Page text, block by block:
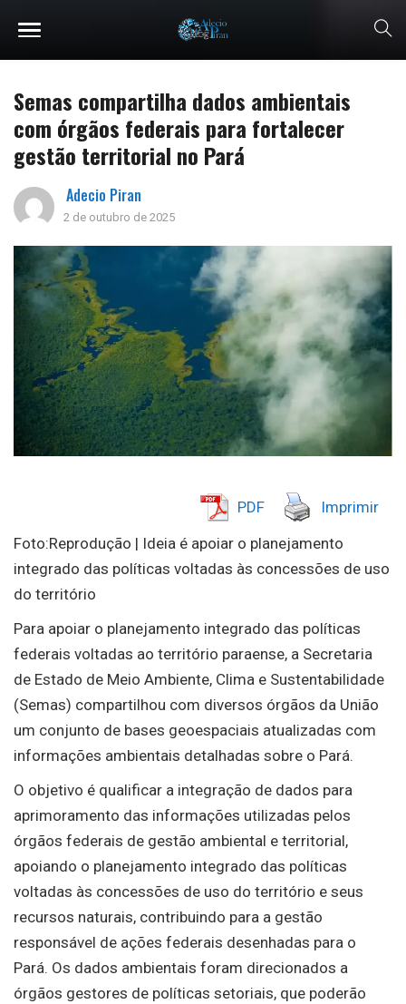
Semas compartilha dados ambientais
com órgãos federais para fortalecer
gestão territorial no Pará
Adecio Piran
2 de outubro de 2025
PDF Imprimir
Foto:Reprodução | Ideia é apoiar o planejamento
integrado das políticas voltadas às concessões de uso
do território
Para apoiar o planejamento integrado das políticas
federais voltadas ao território paraense, a Secretaria
de Estado de Meio Ambiente, Clima e Sustentabilidade
(Semas) compartilhou com diversos órgãos da União
um conjunto de bases geoespaciais atualizadas com
informações ambientais detalhadas sobre o Pará.
O objetivo é qualificar a integração de dados para
aprimoramento das informações utilizadas pelos
órgãos federais de gestão ambiental e territorial,
apoiando o planejamento integrado das políticas
voltadas às concessões de uso do território e seus
recursos naturais, contribuindo para a gestão
responsável de ações federais desenhadas para o
Pará. Os dados ambientais foram direcionados a
órgãos gestores de políticas setoriais, que poderão